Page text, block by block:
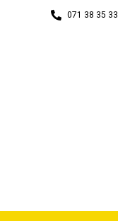
071 38 35 33